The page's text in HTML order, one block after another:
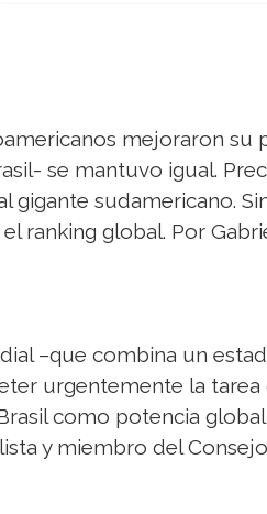
mejoraron su
se mantuvo igual.
gigante sudamericano.
ranking global. Por
–que combina un
urgentemente la
como potencia
y miembro del